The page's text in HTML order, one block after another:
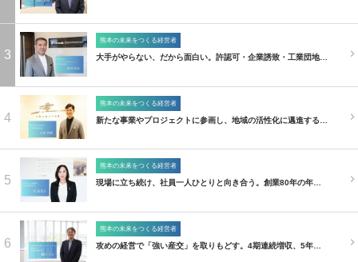
3
熊本の未来をつくる経営者
大手がやらない、だから面白い。許認可・企業誘致・工業団地…
4
熊本の未来をつくる経営者
新たな事業やプロジェクトに参画し、地域の活性化に邁進する…
5
熊本の未来をつくる経営者
現場に立ち続け、社員一人ひとりと向き合う。創業80年の年…
6
熊本の未来をつくる経営者
攻めの経営で「強い産交」を取りもどす。4期連続増収、5年…